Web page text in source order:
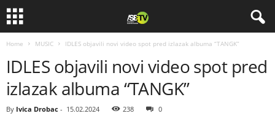
Home MUSIC IDLES objavili novi video spot pred izlazak albuma “TANGK”
IDLES objavili novi video spot pred
izlazak albuma “TANGK”
By Ivica Drobac - 15.02.2024 238 0